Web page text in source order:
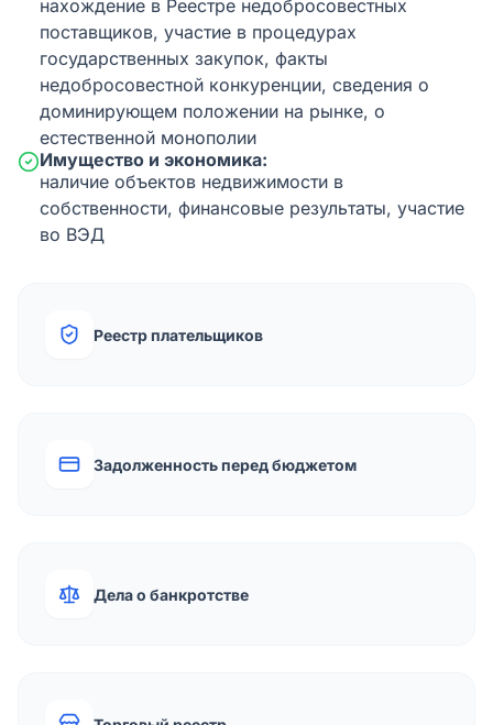
нахождение в Реестре недобросовестных
поставщиков, участие в процедурах
государственных закупок, факты
недобросовестной конкуренции, сведения о
доминирующем положении на рынке, о
естественной монополии
Имущество и экономика:
наличие объектов недвижимости в
собственности, финансовые результаты, участие
во ВЭД
Реестр плательщиков
Задолженность перед бюджетом
Дела о банкротстве